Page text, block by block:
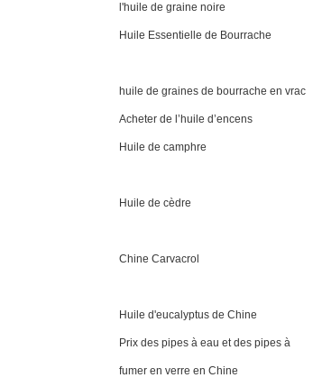
l'huile de graine noire
Huile Essentielle de Bourrache
huile de graines de bourrache en vrac
Acheter de l’huile d’encens
Huile de camphre
Huile de cèdre
Chine Carvacrol
Huile d'eucalyptus de Chine
Prix ​​​​des pipes à eau et des pipes à
fumer en verre en Chine